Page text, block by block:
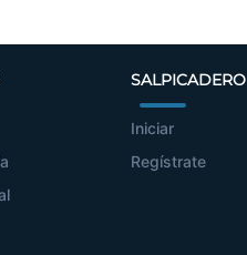
SALPICADERO
Iniciar
Regístrate